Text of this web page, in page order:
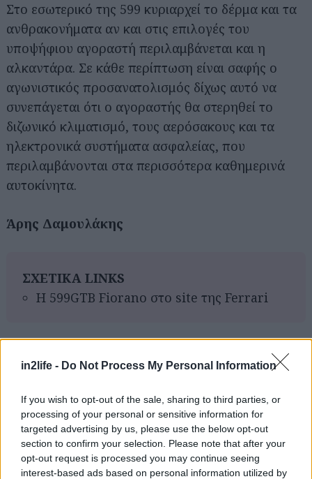
in2life - Do Not Process My Personal Information
If you wish to opt-out of the sale, sharing to third parties, or
processing of your personal or sensitive information for
targeted advertising by us, please use the below opt-out
section to confirm your selection. Please note that after your
opt-out request is processed you may continue seeing
interest-based ads based on personal information utilized by
Στο εσωτερικό της 599 κυριαρχεί το δέρμα και τα
ανθρακονήματα αν και στις επιλογές του
υποψήφιου αγοραστή περιλαμβάνεται και η
αλκαντάρα. Σε κάθε περίπτωση είναι σαφής ο
αγωνιστικός προσανατολισμός δίχως αυτό να
συνεπάγεται ότι ο αγοραστής θα στερηθεί το
διζωνικό κλιματισμό, τους αερόσακους και τα
ηλεκτρονικά συστήματα ασφαλείας, που
περιλαμβάνονται στα περισσότερα καθημερινά
αυτοκίνητα.
Άρης Δαμουλάκης
ΣΧΕΤΙΚΑ LINKS
Η 599GTB Fiorano στο site της Ferrari
για...